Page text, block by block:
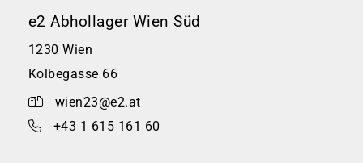
e2 Abhollager Wien Süd
1230 Wien
Kolbegasse 66
wien23@e2.at
+43 1 615 161 60